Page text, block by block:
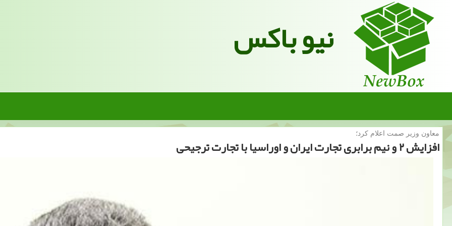
نیو باکس
معاون وزیر صمت اعلام كرد؛
افزایش ۲ و نیم برابری تجارت ایران و اوراسیا با تجارت ترجیحی